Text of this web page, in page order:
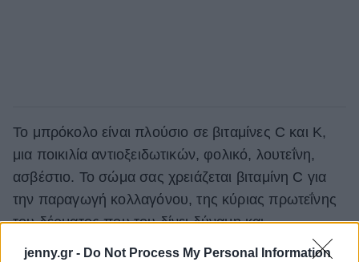
jenny.gr - Do Not Process My Personal Information
Το μπρόκολο είναι πλούσιο σε βιταμίνες C και K,
μια ποικιλία αντιοξειδωτικών, φολικό, λουτεΐνη,
ασβέστιο. Το σώμα σας χρειάζεται βιταμίνη C για
την παραγωγή κολλαγόνου, της κύριας πρωτεΐνης
του δέρματος που του δίνει δύναμη και
ελαστικότητα.